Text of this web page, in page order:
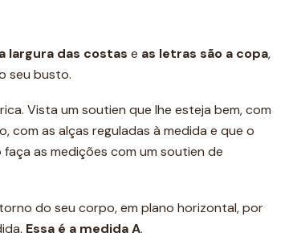
largura das costas e as letras são a copa,
seu busto.
Vista um soutien que lhe esteja bem, com
com as alças reguladas à medida e que o
as medições com um soutien de
do seu corpo, em plano horizontal, por
Essa é a medida A.